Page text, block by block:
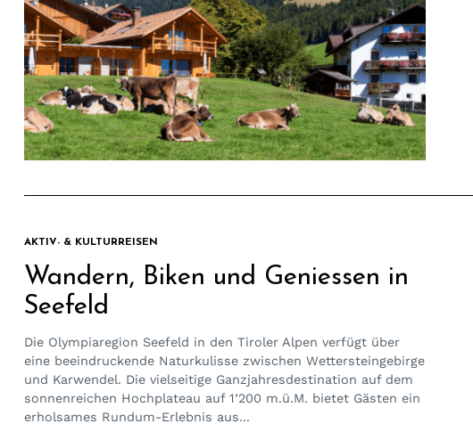
AKTIV- & KULTURREISEN
Wandern, Biken und Geniessen in
Seefeld
Die Olympiaregion Seefeld in den Tiroler Alpen verfügt über
eine beeindruckende Naturkulisse zwischen Wettersteingebirge
und Karwendel. Die vielseitige Ganzjahresdestination auf dem
sonnenreichen Hochplateau auf 1’200 m.ü.M. bietet Gästen ein
erholsames Rundum-Erlebnis aus...